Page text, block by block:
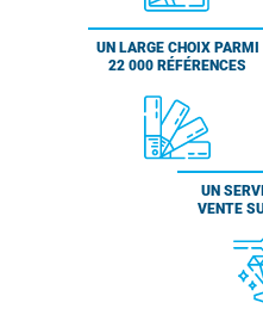
UN LARGE CHOIX PARMI
22 000 RÉFÉRENCES
UN
VENTE